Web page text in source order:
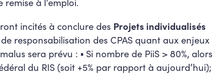
incités à conclure des Projets individualisés
responsabilisation des CPAS quant aux enjeux
sera prévu : ▪ Si nombre de PiiS > 80%, alors
du RIS (soit +5% par rapport à aujourd’hui);